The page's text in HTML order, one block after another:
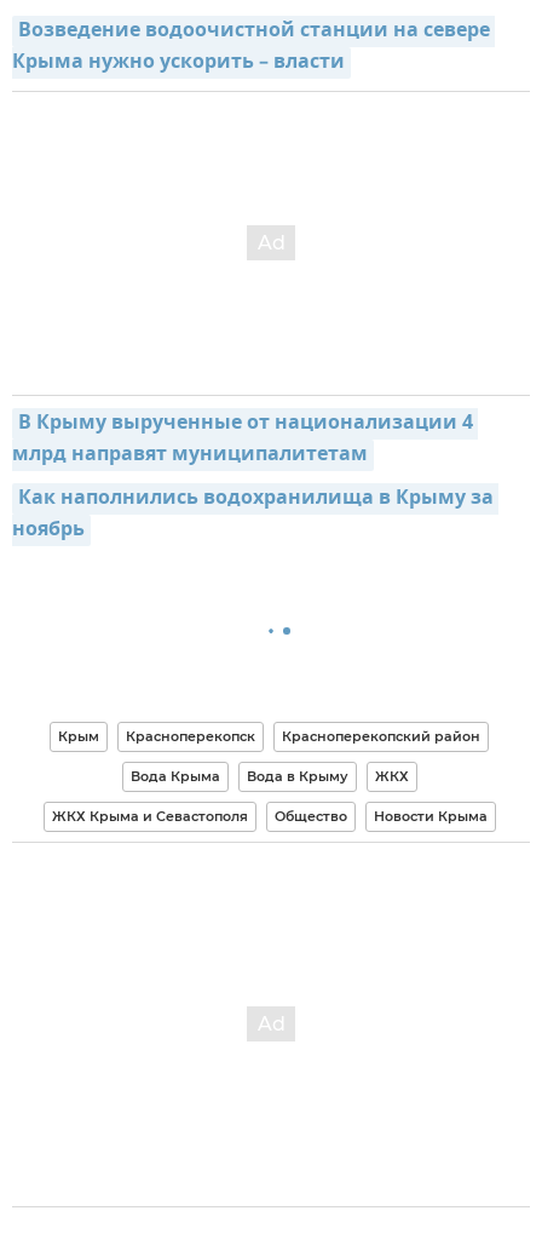
Возведение водоочистной станции на севере
Крыма нужно ускорить – власти
В Крыму вырученные от национализации 4
млрд направят муниципалитетам
Как наполнились водохранилища в Крыму за
ноябрь
Крым Красноперекопск Красноперекопский район
Вода Крыма Вода в Крыму ЖКХ
ЖКХ Крыма и Севастополя Общество Новости Крыма